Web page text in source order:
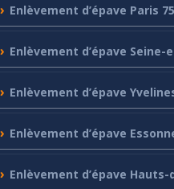
Enlèvement d’épave Paris 75
Enlèvement d’épave Seine-
Enlèvement d’épave
Enlèvement d’épave
Enlèvement d’épave Hauts-